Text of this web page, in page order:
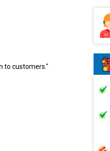
to customers."